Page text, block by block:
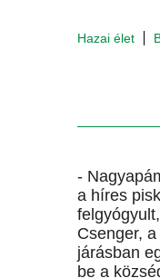
Hazai élet
-
a híres
Csenger,
járásban
be a